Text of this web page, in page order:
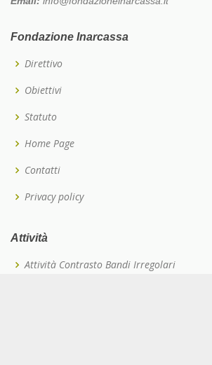
Fondazione Inarcassa
Direttivo
Obiettivi
Statuto
Home Page
Contatti
Privacy policy
Attività
Attività Contrasto Bandi Irregolari